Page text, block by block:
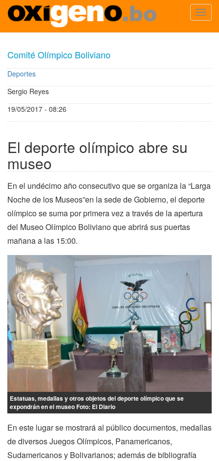
contenido
principal
Comité Olímpico Boliviano
Deportes
Sergio Reyes
19/05/2017 - 08:26
El deporte olímpico abre su
museo
En el undécimo año consecutivo que se organiza la “Larga
Noche de los Museos”en la sede de Gobierno, el deporte
olímpico se suma por primera vez a través de la apertura
del Museo Olímpico Boliviano que abrirá sus puertas
mañana a las 15:00.
Estatuas, medallas y otros objetos del deporte olímpico que se
expondrán en el museo Foto: El Diario
En este lugar se mostrará al público documentos, medallas
de diversos Juegos Olímpicos, Panamericanos,
Sudamericanos y Bolivarianos; además de bibliografía